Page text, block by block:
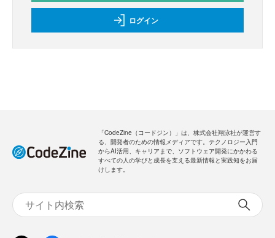
ログイン
「CodeZine（コードジン）」は、株式会社翔泳社が運営す
る、開発者のための情報メディアです。テクノロジー入門
からAI活用、キャリアまで、ソフトウェア開発にかかわる
すべての人の学びと成長を支える最新情報と実践知をお届
けします。